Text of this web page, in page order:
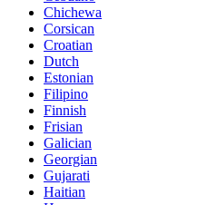
Chichewa
Corsican
Croatian
Dutch
Estonian
Filipino
Finnish
Frisian
Galician
Georgian
Gujarati
Haitian